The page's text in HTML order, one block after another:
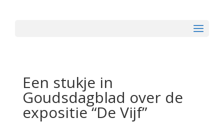
Een stukje in
Goudsdagblad over de
expositie “De Vijf”